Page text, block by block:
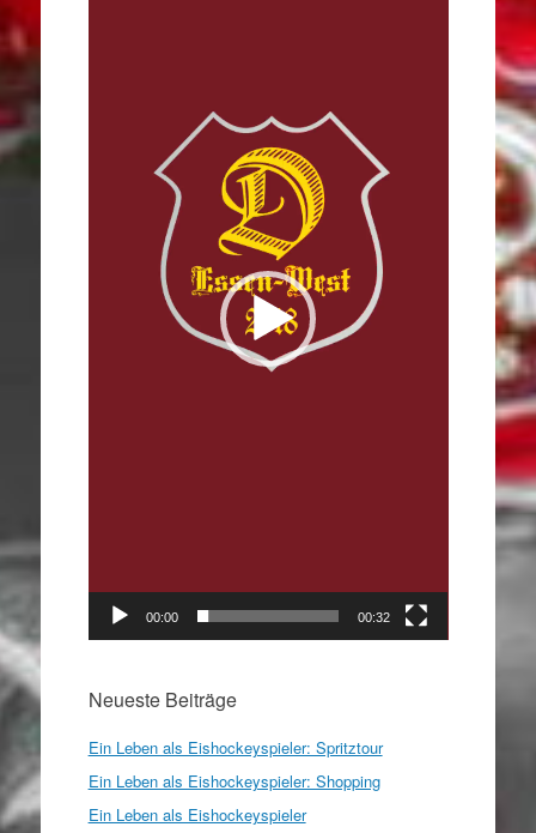
00:00 00:32
Neueste Beiträge
Ein Leben als Eishockeyspieler: Spritztour
Ein Leben als Eishockeyspieler: Shopping
Ein Leben als Eishockeyspieler